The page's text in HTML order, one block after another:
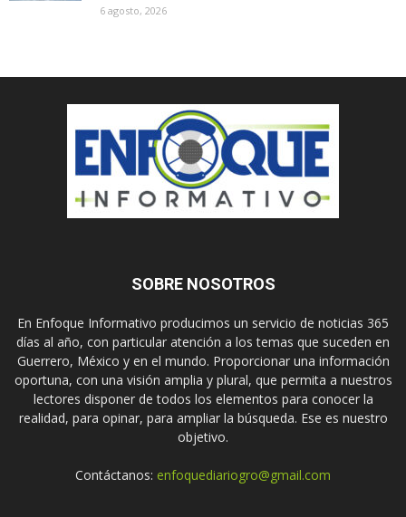
6 agosto, 2026
SOBRE NOSOTROS
En Enfoque Informativo producimos un servicio de noticias 365
días al año, con particular atención a los temas que suceden en
Guerrero, México y en el mundo. Proporcionar una información
oportuna, con una visión amplia y plural, que permita a nuestros
lectores disponer de todos los elementos para conocer la
realidad, para opinar, para ampliar la búsqueda. Ese es nuestro
objetivo.
Contáctanos: enfoquediariogro@gmail.com